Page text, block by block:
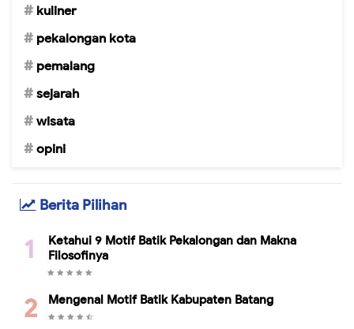
kuliner
pekalongan kota
pemalang
sejarah
wisata
opini
Berita Pilihan
Ketahui 9 Motif Batik Pekalongan dan Makna
Filosofinya
Mengenal Motif Batik Kabupaten Batang